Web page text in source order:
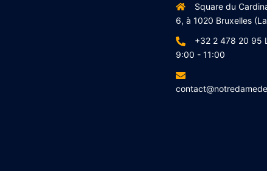
Square du
6, à 1020 Bruxelles
+32 2 478 20 95
9:00 - 11:00